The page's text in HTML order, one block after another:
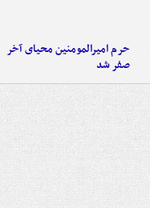
حرم امیرالمومنین محیای آخر
صفر شد